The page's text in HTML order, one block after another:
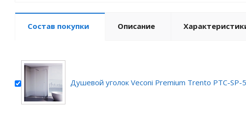
Состав покупки Описание
Душевой уголок Veconi Premium Trento PTC-